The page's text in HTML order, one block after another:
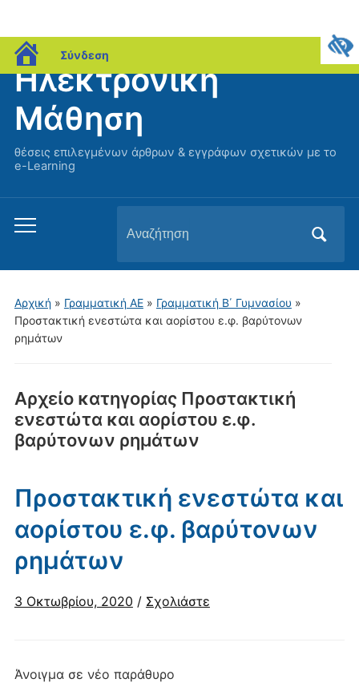
blogs.sch.gr
Σύνδεση
Ηλεκτρονική
Μάθηση
θέσεις επιλεγμένων άρθρων & εγγράφων σχετικών με το
e-Learning
Εναλλαγή
μενού
για
κινητά
για:
Αρχική» Γραμματική ΑΕ» Γραμματική Β΄ Γυμνασίου »
Προστακτική ενεστώτα και αορίστου ε.φ. βαρύτονων
ρημάτων
Αρχείο κατηγορίας Προστακτική
ενεστώτα και αορίστου ε.φ.
βαρύτονων ρημάτων
Προστακτική ενεστώτα και
αορίστου ε.φ. βαρύτονων
ρημάτων
3 Οκτωβρίου, 2020 / Σχολιάστε
Άνοιγμα σε νέο παράθυρο